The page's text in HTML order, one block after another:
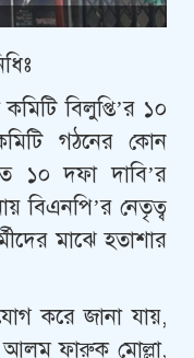
বিলুপ্তি’র ১০
গঠনের কোন
১০ দফা দাবি’র
বিএনপি’র নেতৃত্ব
মাঝে হতাশার
করে জানা যায়,
আলম ফারুক মোল্লা,